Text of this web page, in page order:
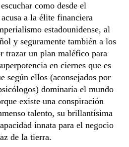
como desde el
a la élite financiera
estadounidense, al
y seguramente también a los
trazar un plan maléfico para
en ciernes que es
según ellos (aconsejados por
dominaría el mundo
existe una conspiración
talento, su brillantísima
innata para el negocio
de la tierra.